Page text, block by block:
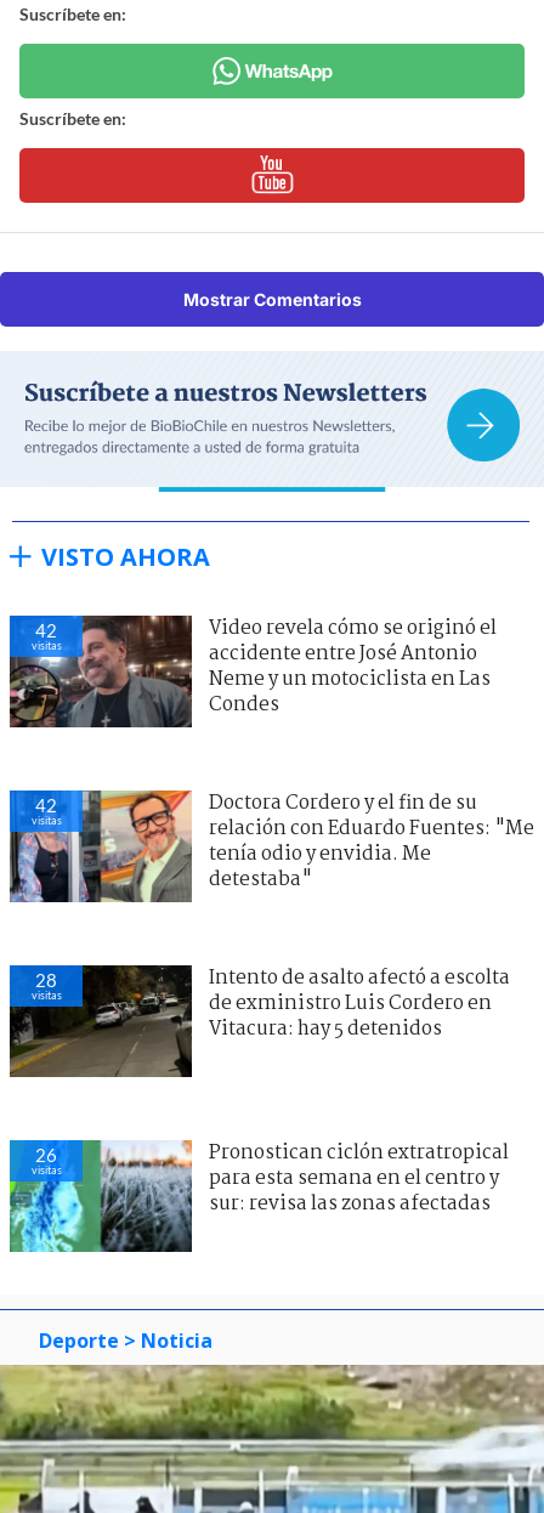
Suscríbete en:
Suscríbete en:
Mostrar Comentarios
VISTO AHORA
42
visitas
Video revela cómo se originó el
accidente entre José Antonio
Neme y un motociclista en Las
Condes
42
visitas
Doctora Cordero y el fin de su
relación con Eduardo Fuentes: "Me
tenía odio y envidia. Me
detestaba"
28
visitas
Intento de asalto afectó a escolta
de exministro Luis Cordero en
Vitacura: hay 5 detenidos
26
visitas
Pronostican ciclón extratropical
para esta semana en el centro y
sur: revisa las zonas afectadas
Deporte > Noticia